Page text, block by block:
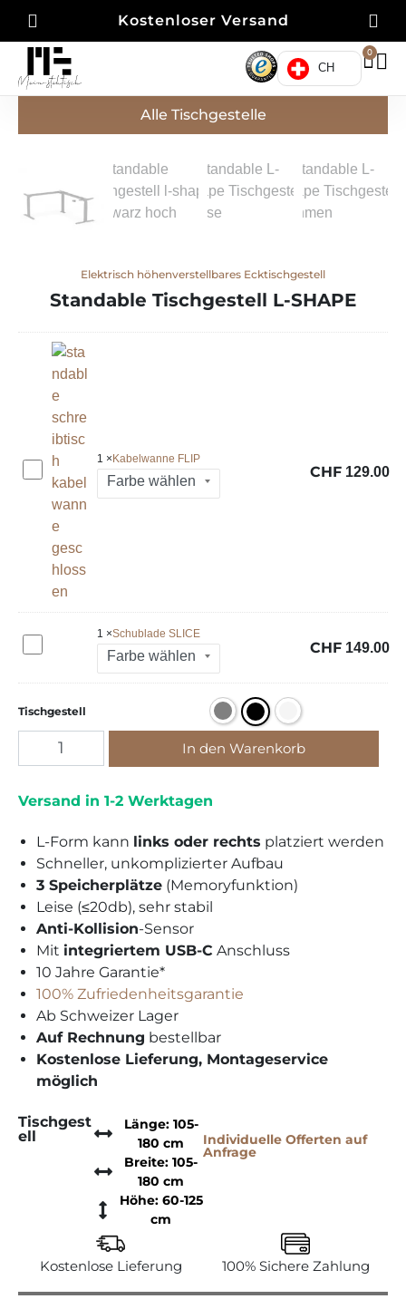
Kostenloser Versand
CH
0
Alle Tischgestelle
Elektrisch höhenverstellbares Ecktischgestell
Standable Tischgestell L-SHAPE
F
L
I
1 ×Kabelwanne FLIP
CHF 129.00
h
u
b
d
S
L
I
C
E
1 ×Schublade SLICE
CHF 149.00
Tischgestell
In den Warenkorb
Versand in 1-2 Werktagen
L-Form kann links oder rechts platziert werden
Schneller, unkomplizierter Aufbau
3 Speicherplätze (Memoryfunktion)
Leise (≤20db), sehr stabil
Anti-Kollision-Sensor
Mit integriertem USB-C Anschluss
10 Jahre Garantie*
100% Zufriedenheitsgarantie
Ab Schweizer Lager
Auf Rechnung bestellbar
Kostenlose Lieferung, Montageservice
möglich
Tischgest
ell
Länge: 105-
180 cm
Breite: 105-
180 cm
Höhe: 60-125
cm
Individuelle Offerten auf
Anfrage
Kostenlose Lieferung 100% Sichere Zahlung